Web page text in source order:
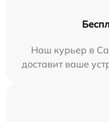
Наш курьер в
доставит ваше